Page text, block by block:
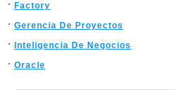
Factory
Gerencia De Proyectos
Inteligencia De Negocios
Oracle